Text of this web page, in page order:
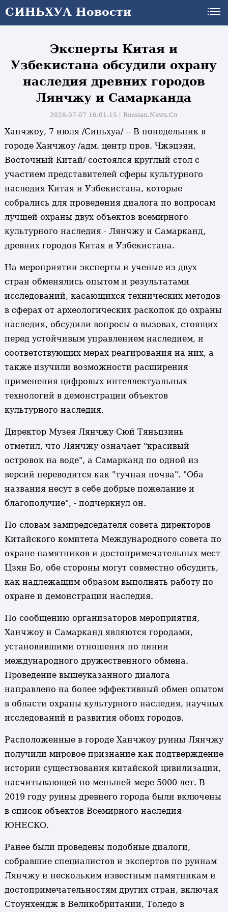
СИНЬХУА Новости
СИНЬХУА Новости
Эксперты Китая и
Узбекистана обсудили охрану
наследия древних городов
Лянчжу и Самарканда
2026-07-07 16:01:15丨Russian.News.Cn
Ханчжоу, 7 июля /Синьхуа/ -- В понедельник в
городе Ханчжоу /адм. центр пров. Чжэцзян,
Восточный Китай/ состоялся круглый стол с
участием представителей сферы культурного
наследия Китая и Узбекистана, которые
собрались для проведения диалога по вопросам
лучшей охраны двух объектов всемирного
культурного наследия - Лянчжу и Самарканд,
древних городов Китая и Узбекистана.
На мероприятии эксперты и ученые из двух
стран обменялись опытом и результатами
исследований, касающихся технических методов
в сферах от археологических раскопок до охраны
наследия, обсудили вопросы о вызовах, стоящих
перед устойчивым управлением наследием, и
соответствующих мерах реагирования на них, а
также изучили возможности расширения
применения цифровых интеллектуальных
технологий в демонстрации объектов
культурного наследия.
Директор Музея Лянчжу Сюй Тяньцзинь
отметил, что Лянчжу означает "красивый
островок на воде", а Самарканд по одной из
версий переводится как "тучная почва". "Оба
названия несут в себе добрые пожелание и
благополучие", - подчеркнул он.
По словам зампредседателя совета директоров
Китайского комитета Международного совета по
охране памятников и достопримечательных мест
Цзян Бо, обе стороны могут совместно обсудить,
как надлежащим образом выполнять работу по
охране и демонстрации наследия.
По сообщению организаторов мероприятия,
Ханчжоу и Самарканд являются городами,
установившими отношения по линии
международного дружественного обмена.
Проведение вышеуказанного диалога
направлено на более эффективный обмен опытом
в области охраны культурного наследия, научных
исследований и развития обоих городов.
Расположенные в городе Ханчжоу руины Лянчжу
получили мировое признание как подтверждение
истории существования китайской цивилизации,
насчитывающей по меньшей мере 5000 лет. В
2019 году руины древнего города были включены
в список объектов Всемирного наследия
ЮНЕСКО.
Ранее были проведены подобные диалоги,
собравшие специалистов и экспертов по руинам
Лянчжу и нескольким известным памятникам и
достопримечательностям других стран, включая
Стоунхендж в Великобритании, Толедо в